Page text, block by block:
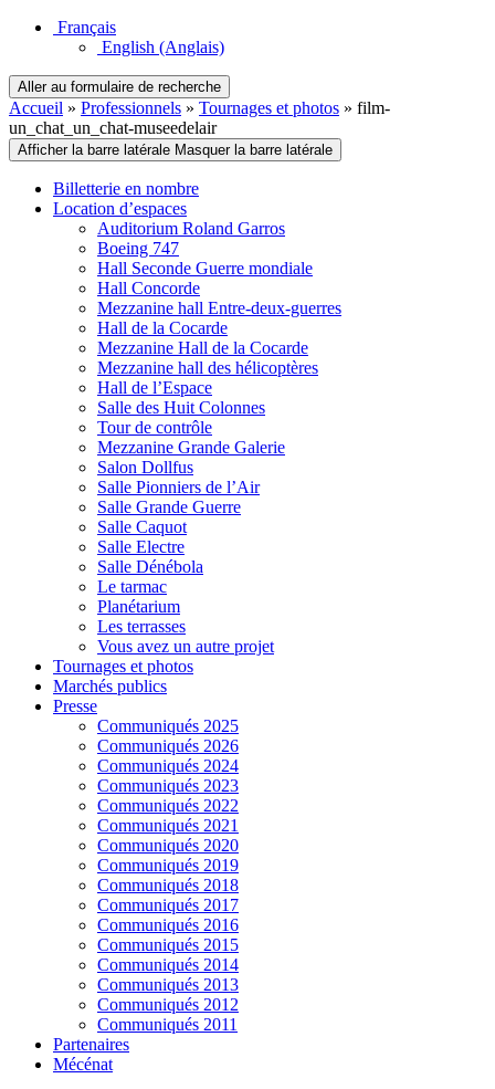
Français
English (Anglais)
Aller au formulaire de recherche
Accueil » Professionnels » Tournages et photos » film-
un_chat_un_chat-museedelair
Afficher la barre latérale Masquer la barre latérale
Billetterie en nombre
Location d’espaces
Auditorium Roland Garros
Boeing 747
Hall Seconde Guerre mondiale
Hall Concorde
Mezzanine hall Entre-deux-guerres
Hall de la Cocarde
Mezzanine Hall de la Cocarde
Mezzanine hall des hélicoptères
Hall de l’Espace
Salle des Huit Colonnes
Tour de contrôle
Mezzanine Grande Galerie
Salon Dollfus
Salle Pionniers de l’Air
Salle Grande Guerre
Salle Caquot
Salle Electre
Salle Dénébola
Le tarmac
Planétarium
Les terrasses
Vous avez un autre projet
Tournages et photos
Marchés publics
Presse
Communiqués 2025
Communiqués 2026
Communiqués 2024
Communiqués 2023
Communiqués 2022
Communiqués 2021
Communiqués 2020
Communiqués 2019
Communiqués 2018
Communiqués 2017
Communiqués 2016
Communiqués 2015
Communiqués 2014
Communiqués 2013
Communiqués 2012
Communiqués 2011
Partenaires
Mécénat